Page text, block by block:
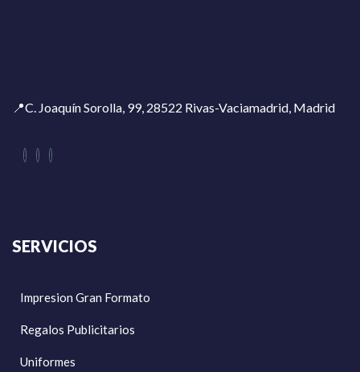
📍C. Joaquín Sorolla, 99, 28522 Rivas-Vaciamadrid, Madrid
SERVICIOS
Impresion Gran Formato
Regalos Publicitarios
Uniformes